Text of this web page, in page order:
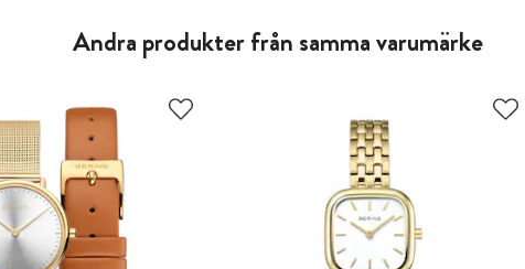
Andra produkter från samma varumärke